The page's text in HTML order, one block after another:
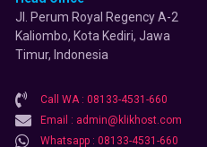
Jl. Perum Royal Regency A-2
Kaliombo, Kota Kediri, Jawa
Timur, Indonesia
Call WA : 08133-4531-660
Email : admin@klikhost.com
Whatsapp : 08133-4531-660